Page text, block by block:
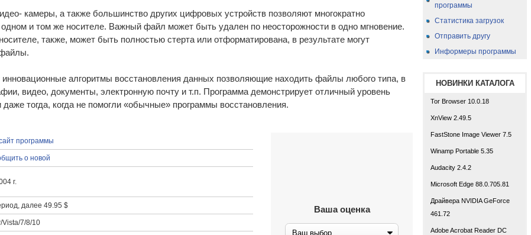
камеры, а также большинство других цифровых устройств позволяют многократно
и том же носителе. Важный файл может быть удален по неосторожности в одно мгновение.
также, может быть полностью стерта или отформатирована, в результате могут
алгоритмы восстановления данных позволяющие находить файлы любого типа, в
видео, документы, электронную почту и т.п. Программа демонстрирует отличный уровень
тогда, когда не помогли «обычные» программы восстановления.
программы
о новой
г.
далее 49.95 $
Vista/7/8/10
Ваша оценка
программы
Статистика загрузок
Отправить другу
Информеры программы
НОВИНКИ КАТАЛОГА
Tor Browser 10.0.18
XnView 2.49.5
FastStone Image Viewer 7.5
Winamp Portable 5.35
Audacity 2.4.2
Microsoft Edge 88.0.705.81
Драйвера NVIDIA GeForce
461.72
Adobe Acrobat Reader DC